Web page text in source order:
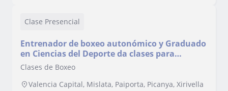
Clase Presencial
Entrenador de boxeo autonómico y Graduado
en Ciencias del Deporte da clases para
principiantes y preparación física
Clases de Boxeo
Valencia Capital, Mislata, Paiporta, Picanya, Xirivella